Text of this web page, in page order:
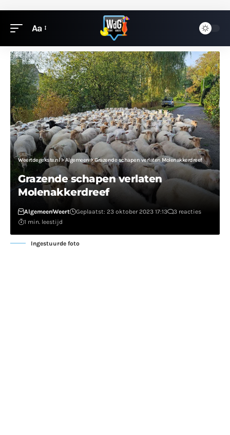
Aa
Weertdegekste.nl>Algemeen>Grazende schapen verlaten Molenakkerdreef
Grazende schapen verlaten
Molenakkerdreef
AlgemeenWeert Geplaatst: 23 oktober 2023 17:13
3 reacties
1 min. leestijd
Ingestuurde foto